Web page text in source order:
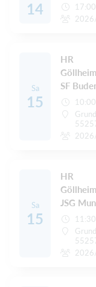
14
Sa
15
HR
SF
Sa
15
HR
JSG